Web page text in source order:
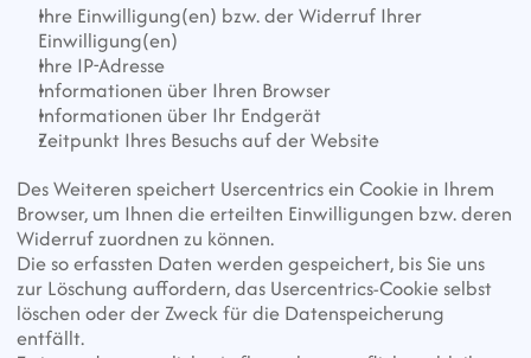
Ihre Einwilligung(en) bzw. der Widerruf Ihrer
Einwilligung(en)
Ihre IP-Adresse
Informationen über Ihren Browser
Informationen über Ihr Endgerät
Zeitpunkt Ihres Besuchs auf der Website
Des Weiteren speichert Usercentrics ein Cookie in Ihrem
Browser, um Ihnen die erteilten Einwilligungen bzw. deren
Widerruf zuordnen zu können.
Die so erfassten Daten werden gespeichert, bis Sie uns
zur Löschung auffordern, das Usercentrics-Cookie selbst
löschen oder der Zweck für die Datenspeicherung
entfällt.